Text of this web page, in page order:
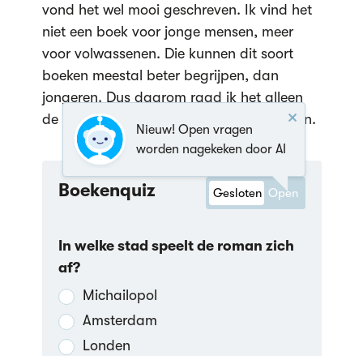
vond het wel mooi geschreven. Ik vind het
niet een boek voor jonge mensen, meer
voor volwassenen. Die kunnen dit soort
boeken meestal beter begrijpen, dan
jongeren. Dus daarom raad ik het alleen
de volwassenen aan, om dit boek te lezen.
Boekenquiz Gesloten Open
Nieuw! Open vragen
worden nagekeken door AI
In welke stad speelt de roman zich
af?
Michailopol
Amsterdam
Londen